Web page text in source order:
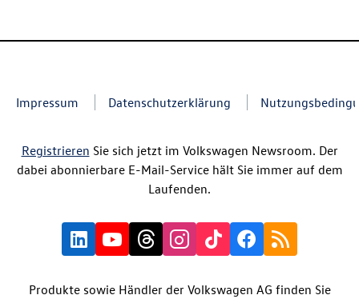
Impressum Datenschutzerklärung
Registrieren Sie sich jetzt im Volkswagen Newsroom. Der
dabei abonnierbare E-Mail-Service hält Sie immer auf dem
Laufenden.
Produkte sowie Händler der Volkswagen AG finden Sie